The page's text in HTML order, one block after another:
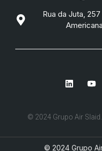
Rua da Juta,
© 2024 Grupo Air
© 2024 Grupo